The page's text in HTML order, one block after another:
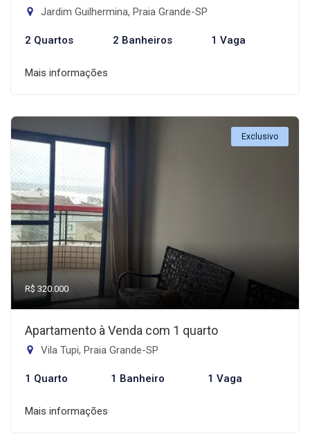
Jardim Guilhermina, Praia Grande-SP
2 Quartos 2 Banheiros 1 Vaga
Mais informações
Exclusivo
R$ 320.000
Apartamento à Venda com 1 quarto
Vila Tupi, Praia Grande-SP
1 Quarto 1 Banheiro 1 Vaga
Mais informações